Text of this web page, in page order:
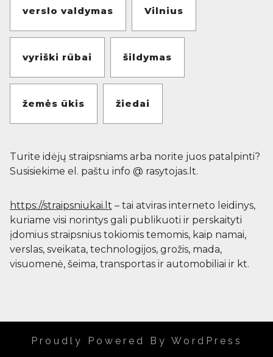
verslo valdymas Vilnius
vyriški rūbai šildymas
žemės ūkis žiedai
Turite idėjų straipsniams arba norite juos patalpinti?
Susisiekime el. paštu info @ rasytojas.lt.
https://straipsniukai.lt – tai atviras interneto leidinys,
kuriame visi norintys gali publikuoti ir perskaityti
įdomius straipsnius tokiomis temomis, kaip namai,
verslas, sveikata, technologijos, grožis, mada,
visuomenė, šeima, transportas ir automobiliai ir kt.
Proudly Powered By WordPress